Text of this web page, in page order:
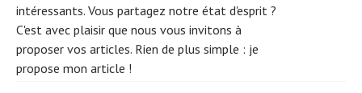
intéressants. Vous partagez notre état d'esprit ?
C'est avec plaisir que nous vous invitons à
proposer vos articles. Rien de plus simple : je
propose mon article !